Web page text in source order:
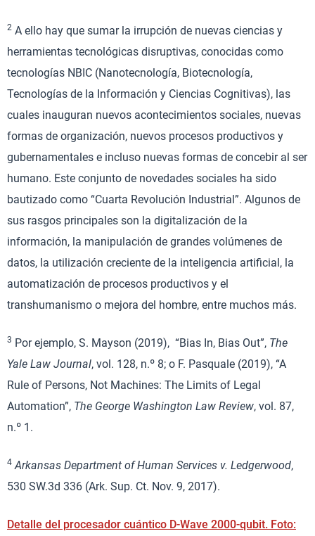
2 A ello hay que sumar la irrupción de nuevas ciencias y
herramientas tecnológicas disruptivas, conocidas como
tecnologías NBIC (Nanotecnología, Biotecnología,
Tecnologías de la Información y Ciencias Cognitivas), las
cuales inauguran nuevos acontecimientos sociales, nuevas
formas de organización, nuevos procesos productivos y
gubernamentales e incluso nuevas formas de concebir al ser
humano. Este conjunto de novedades sociales ha sido
bautizado como “Cuarta Revolución Industrial”. Algunos de
sus rasgos principales son la digitalización de la
información, la manipulación de grandes volúmenes de
datos, la utilización creciente de la inteligencia artificial, la
automatización de procesos productivos y el
transhumanismo o mejora del hombre, entre muchos más.
3 Por ejemplo, S. Mayson (2019), “Bias In, Bias Out”, The
Yale Law Journal, vol. 128, n.º 8; o F. Pasquale (2019), “A
Rule of Persons, Not Machines: The Limits of Legal
Automation”, The George Washington Law Review, vol. 87,
n.º 1.
4 Arkansas Department of Human Services v. Ledgerwood,
530 SW.3d 336 (Ark. Sup. Ct. Nov. 9, 2017).
Detalle del procesador cuántico D-Wave 2000-qubit. Foto: